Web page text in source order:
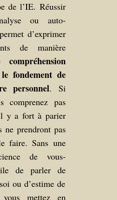
de l’IE. Réussir
ou auto-
d’exprimer
de manière
compréhension
fondement de
personnel. Si
comprenez pas
y a fort à parier
ne prendront pas
faire. Sans une
de vous-
de parler de
ou d’estime de
mettez en